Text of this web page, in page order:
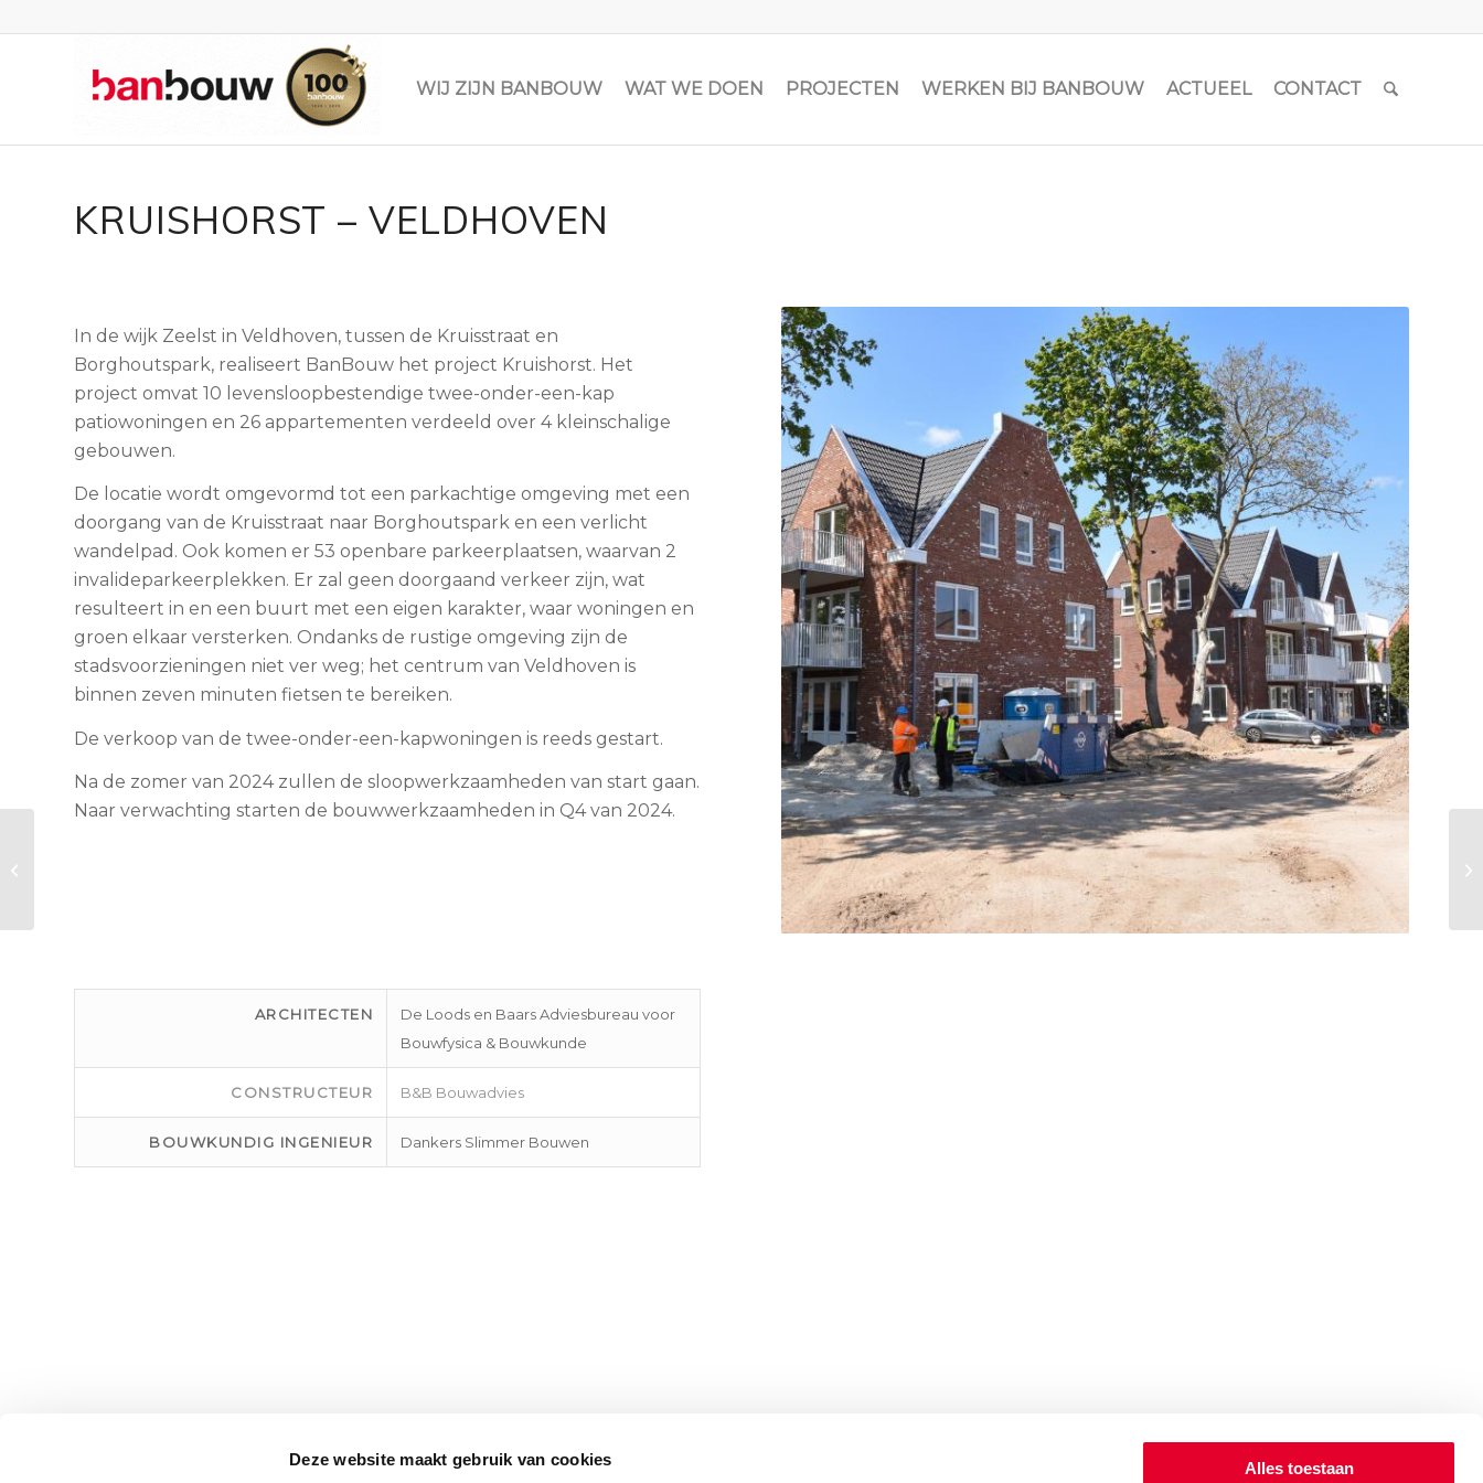
Deze website maakt gebruik van cookies Alles toestaan
WIJ ZIJN BANBOUW WAT WE DOEN PROJECTEN WERKEN BIJ BANBOUW ACTUEEL CONTACT
KRUISHORST – VELDHOVEN
In de wijk Zeelst in Veldhoven, tussen de Kruisstraat en
Borghoutspark, realiseert BanBouw het project Kruishorst. Het
project omvat 10 levensloopbestendige twee-onder-een-kap
patiowoningen en 26 appartementen verdeeld over 4 kleinschalige
gebouwen.
De locatie wordt omgevormd tot een parkachtige omgeving met een
doorgang van de Kruisstraat naar Borghoutspark en een verlicht
wandelpad. Ook komen er 53 openbare parkeerplaatsen, waarvan 2
invalideparkeerplekken. Er zal geen doorgaand verkeer zijn, wat
resulteert in en een buurt met een eigen karakter, waar woningen en
groen elkaar versterken. Ondanks de rustige omgeving zijn de
stadsvoorzieningen niet ver weg; het centrum van Veldhoven is
binnen zeven minuten fietsen te bereiken.
De verkoop van de twee-onder-een-kapwoningen is reeds gestart.
Na de zomer van 2024 zullen de sloopwerkzaamheden van start gaan.
Naar verwachting starten de bouwwerkzaamheden in Q4 van 2024.
ARCHITECTEN
De Loods en Baars Adviesbureau voor
Bouwfysica & Bouwkunde
CONSTRUCTEUR B&B Bouwadvies
BOUWKUNDIG INGENIEUR Dankers Slimmer Bouwen